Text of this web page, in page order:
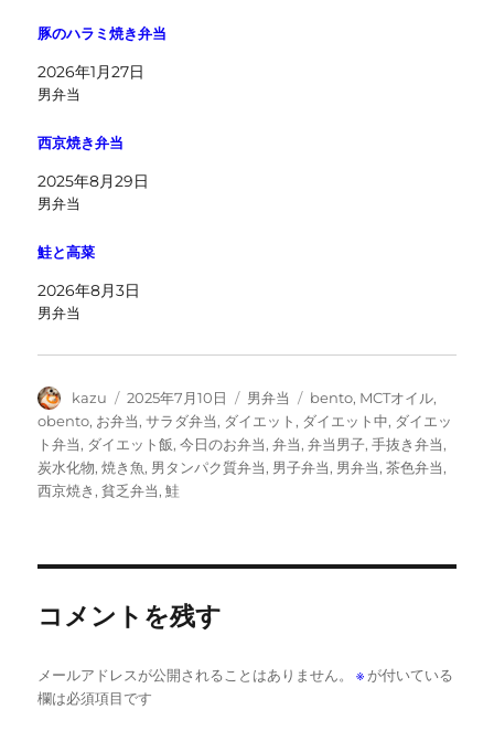
豚のハラミ焼き弁当
2026年1月27日
男弁当
西京焼き弁当
2025年8月29日
男弁当
鮭と高菜
2026年8月3日
男弁当
投
稿
者
kazu
投
稿
日:
2025年7月10日
カ
テ
ゴ
リ
男弁当
タ
グ
bento, MCTオイル,
obento, お弁当,サラダ弁当, ダイエット , ダイエット中, ダイエッ
ト弁当, ダイエット飯,今日のお弁当,弁当,弁当男子,手抜き弁当,
炭水化物,焼き魚, 男タンパク質弁当, 男子弁当, 男弁当,茶色弁当,
西京焼き ,貧乏弁当,鮭
コメントを残す
メールアドレスが公開されることはありません。 ※ が付いている
欄は必須項目です